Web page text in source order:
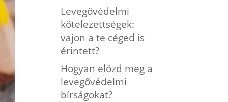
Levegővédelmi
kötelezettségek:
vajon a te céged is
érintett?
Hogyan előzd meg a
levegővédelmi
bírságokat?